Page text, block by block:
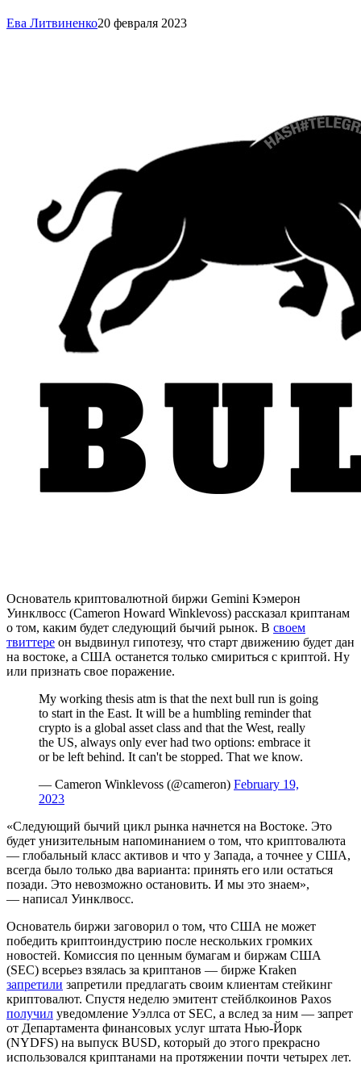
Ева Литвиненко20 февраля 2023
Основатель криптовалютной биржи Gemini Кэмерон
Уинклвосс (Cameron Howard Winklevoss) рассказал криптанам
о том, каким будет следующий бычий рынок. В своем
твиттере он выдвинул гипотезу, что старт движению будет дан
на востоке, а США останется только смириться с криптой. Ну
или признать свое поражение.
My working thesis atm is that the next bull run is going
to start in the East. It will be a humbling reminder that
crypto is a global asset class and that the West, really
the US, always only ever had two options: embrace it
or be left behind. It can't be stopped. That we know.
— Cameron Winklevoss (@cameron) February 19,
2023
«Следующий бычий цикл рынка начнется на Востоке. Это
будет унизительным напоминанием о том, что криптовалюта
— глобальный класс активов и что у Запада, а точнее у США,
всегда было только два варианта: принять его или остаться
позади. Это невозможно остановить. И мы это знаем»,
— написал Уинклвосс.
Основатель биржи заговорил о том, что США не может
победить криптоиндустрию после нескольких громких
новостей. Комиссия по ценным бумагам и биржам США
(SEC) всерьез взялась за криптанов — бирже Kraken
запретили запретили предлагать своим клиентам стейкинг
криптовалют. Спустя неделю эмитент стейблкоинов Paxos
получил уведомление Уэллса от SEC, а вслед за ним — запрет
от Департамента финансовых услуг штата Нью-Йорк
(NYDFS) на выпуск BUSD, который до этого прекрасно
использовался криптанами на протяжении почти четырех лет.